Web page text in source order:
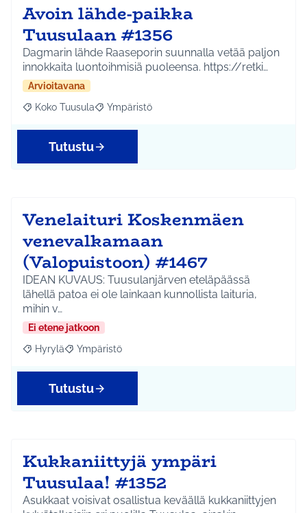
Avoin lähde-paikka
Tuusulaan #1356
Dagmarin lähde Raaseporin suunnalla vetää paljon
innokkaita luontoihmisiä puoleensa. https://retki…
Arvioitavana
Rajaa tulokset aihepiirin mukaan: Koko Tuusula
Koko Tuusula Rajaa tulokset teeman mukaan: Ympäristö
Ympäristö
Tutustu
Venelaituri Koskenmäen
venevalkamaan
(Valopuistoon) #1467
IDEAN KUVAUS: Tuusulanjärven eteläpäässä
lähellä patoa ei ole lainkaan kunnollista laituria,
mihin v…
Ei etene jatkoon
Rajaa tulokset aihepiirin mukaan: Hyrylä
Hyrylä Rajaa tulokset teeman mukaan: Ympäristö
Ympäristö
Tutustu
Kukkaniittyjä ympäri
Tuusulaa! #1352
Asukkaat voisivat osallistua keväällä kukkaniittyjen